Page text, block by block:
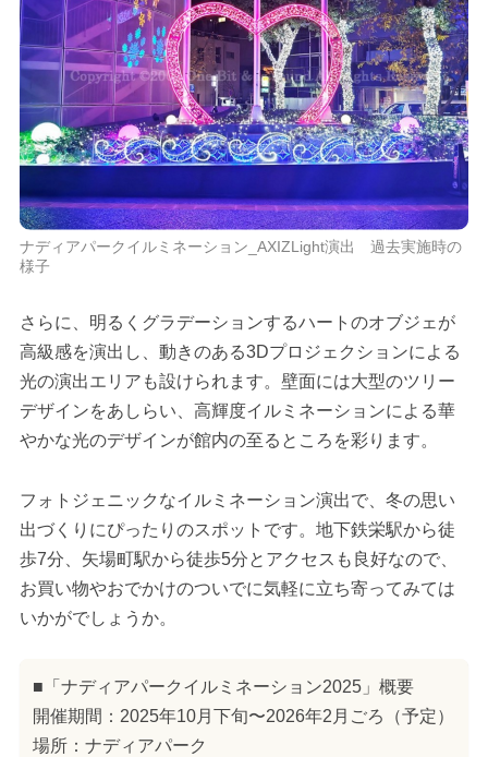
ナディアパークイルミネーション_AXIZLight演出 過去実施時の
様子
さらに、明るくグラデーションするハートのオブジェが
高級感を演出し、動きのある3Dプロジェクションによる
光の演出エリアも設けられます。壁面には大型のツリー
デザインをあしらい、高輝度イルミネーションによる華
やかな光のデザインが館内の至るところを彩ります。
フォトジェニックなイルミネーション演出で、冬の思い
出づくりにぴったりのスポットです。地下鉄栄駅から徒
歩7分、矢場町駅から徒歩5分とアクセスも良好なので、
お買い物やおでかけのついでに気軽に立ち寄ってみては
いかがでしょうか。
■「ナディアパークイルミネーション2025」概要
開催期間：2025年10月下旬〜2026年2月ごろ（予定）
場所：ナディアパーク